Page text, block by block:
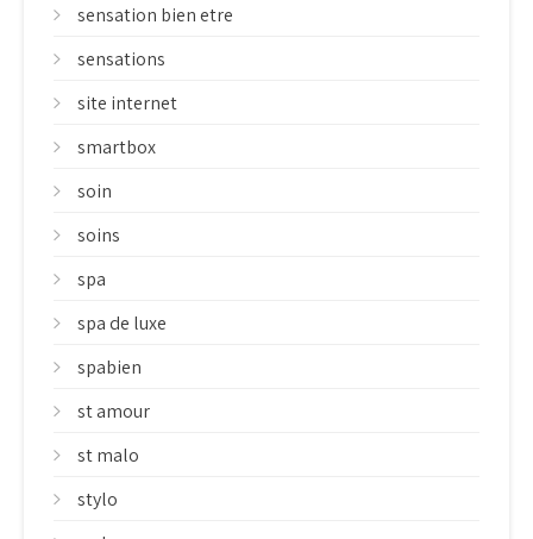
sensation bien etre
sensations
site internet
smartbox
soin
soins
spa
spa de luxe
spabien
st amour
st malo
stylo